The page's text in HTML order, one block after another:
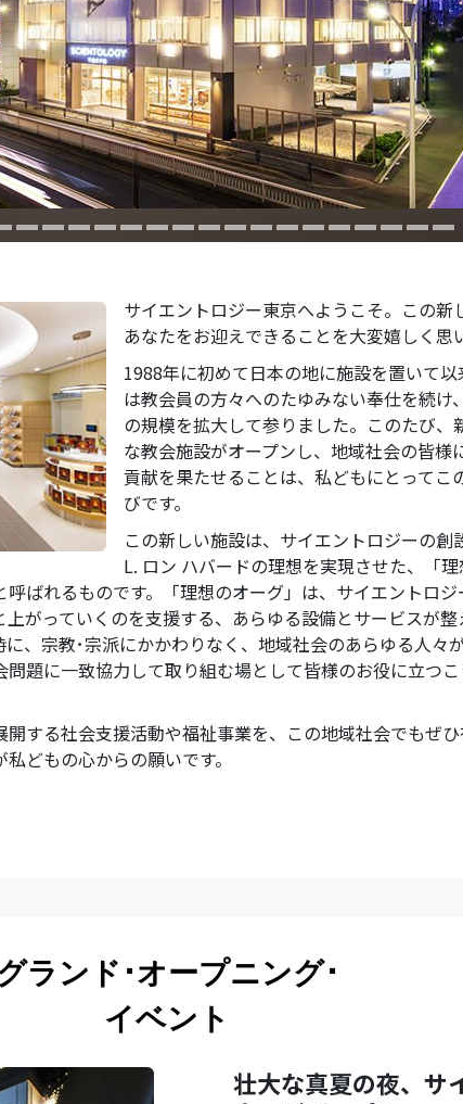
サイエントロジー東京へようこそ。この新
あなたをお迎えできることを大変嬉しく思
1988年に初めて日本の地に施設を置いて
は教会員の方々へのたゆみない奉仕を続け
の規模を拡大して参りました。このたび、
な教会施設がオープンし、地域社会の皆様
貢献を果たせることは、私どもにとってこ
びです。
この新しい施設は、サイエントロジーの創
L. ロン ハバードの理想を実現させた、「
ばれるものです。「理想のオーグ」は、サイエントロジ
がっていくのを支援する、あらゆる設備とサービスが
、宗教･宗派にかかわりなく、地域社会のあらゆる人々
題に一致協力して取り組む場として皆様のお役に立つ
する社会支援活動や福祉事業を、この地域社会でもぜ
どもの心からの願いです。
ランド･オープニング･
イベント
壮大な真夏の夜、サ